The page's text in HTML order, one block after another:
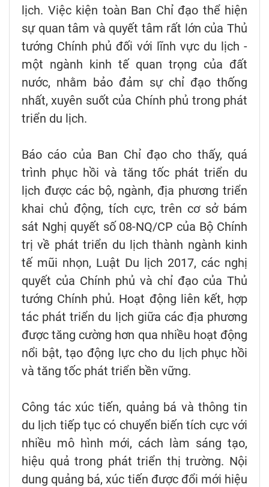
lịch. Việc kiện toàn Ban Chỉ đạo thể hiện
sự quan tâm và quyết tâm rất lớn của Thủ
tướng Chính phủ đối với lĩnh vực du lịch -
một ngành kinh tế quan trọng của đất
nước, nhằm bảo đảm sự chỉ đạo thống
nhất, xuyên suốt của Chính phủ trong phát
triển du lịch.
Báo cáo của Ban Chỉ đạo cho thấy, quá
trình phục hồi và tăng tốc phát triển du
lịch được các bộ, ngành, địa phương triển
khai chủ động, tích cực, trên cơ sở bám
sát Nghị quyết số 08-NQ/CP của Bộ Chính
trị về phát triển du lịch thành ngành kinh
tế mũi nhọn, Luật Du lịch 2017, các nghị
quyết của Chính phủ và chỉ đạo của Thủ
tướng Chính phủ. Hoạt động liên kết, hợp
tác phát triển du lịch giữa các địa phương
được tăng cường hơn qua nhiều hoạt động
nổi bật, tạo động lực cho du lịch phục hồi
và tăng tốc phát triển bền vững.
Công tác xúc tiến, quảng bá và thông tin
du lịch tiếp tục có chuyển biến tích cực với
nhiều mô hình mới, cách làm sáng tạo,
hiệu quả trong phát triển thị trường. Nội
dung quảng bá, xúc tiến được đổi mới hiệu